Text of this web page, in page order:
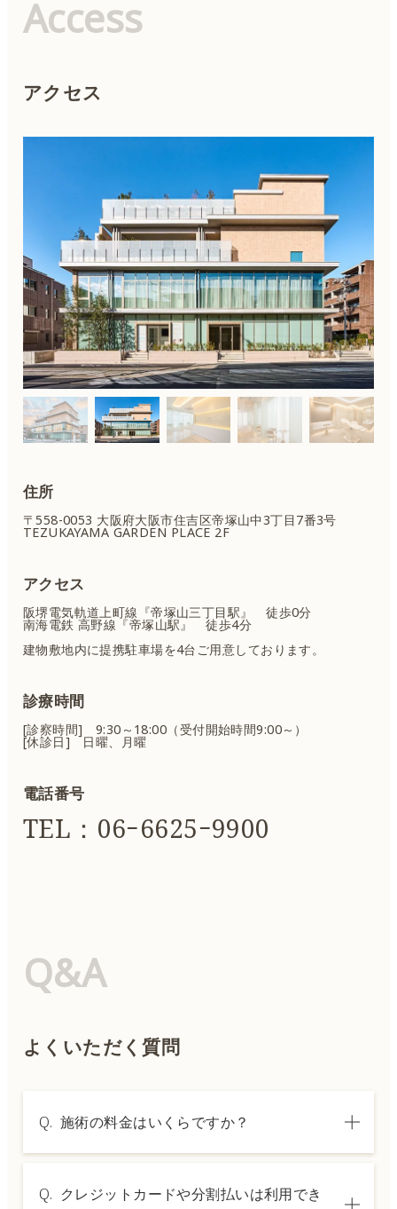
Access
アクセス
住所
〒558-0053 大阪府大阪市住吉区帝塚山中3丁目7番3号
TEZUKAYAMA GARDEN PLACE 2F
アクセス
阪堺電気軌道上町線『帝塚山三丁目駅』 徒歩0分
南海電鉄 高野線『帝塚山駅』 徒歩4分
建物敷地内に提携駐車場を4台ご用意しております。
診療時間
[診察時間] 9:30～18:00（受付開始時間9:00～）
[休診日] 日曜、月曜
電話番号
TEL：06ｰ6625ｰ9900
Q&A
よくいただく質問
Q. 施術の料金はいくらですか？
は料金表ページをご確認いただくか、カウン
Q. クレジットカードや分割払いは利用でき